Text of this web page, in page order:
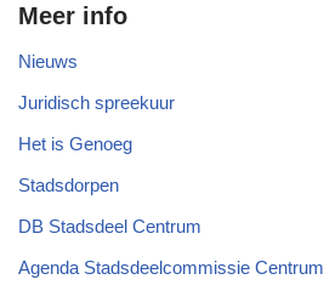
Meer info
Nieuws
Juridisch spreekuur
Het is Genoeg
Stadsdorpen
DB Stadsdeel Centrum
Agenda Stadsdeelcommissie Centrum